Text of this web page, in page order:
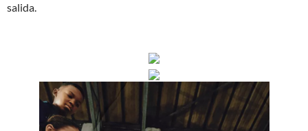
salida.